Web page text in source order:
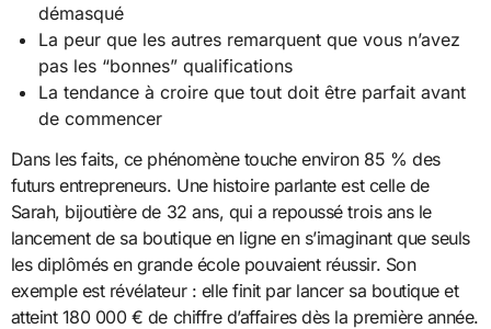
démasqué
La peur que les autres remarquent que vous n’avez
pas les “bonnes” qualifications
La tendance à croire que tout doit être parfait avant
de commencer
Dans les faits, ce phénomène touche environ 85 % des
futurs entrepreneurs. Une histoire parlante est celle de
Sarah, bijoutière de 32 ans, qui a repoussé trois ans le
lancement de sa boutique en ligne en s’imaginant que seuls
les diplômés en grande école pouvaient réussir. Son
exemple est révélateur : elle finit par lancer sa boutique et
atteint 180 000 € de chiffre d’affaires dès la première année.